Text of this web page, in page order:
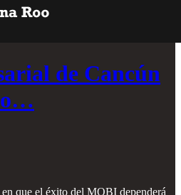
de Cancún
que el éxito del MOBI dependerá